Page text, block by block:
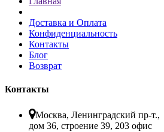
Доставка и Оплата
Конфиденциальность
Контакты
Блог
Возврат
Контакты
Москва, Ленинградский пр-т.,
дом 36, строение 39, 203 офис